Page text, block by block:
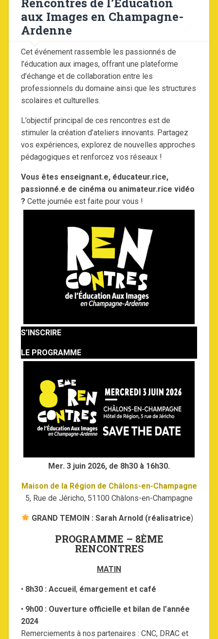
aux Images en Champagne-
Ardenne
Cet événement rassemble les passionnés de
l’éducation aux images, offrant une plateforme
d’échange et de collaboration entre les
professionnels du domaine ainsi que les structures
scolaires et culturelles.
L’objectif principal de ces rencontres est de
stimuler la création d’ateliers innovants. Partagez
vos expériences, explorez de nouvelles approches
pédagogiques et renforcez vos réseaux !
Vous êtes enseignant.e, éducateur.rice,
passionné.e de cinéma ou animateur.rice vidéo
? Cette journée est faite pour vous !
S’INSCRIRE
LE PROGRAMME
Mer. 3 juin 2026, de 8h30 à 16h30.
Maison de la Région de Châlons-en-Champagne
5, Rue de Jéricho, 51100 Châlons-en-Champagne
GRAND TEMOIN : Sarah Arnold (réalisatrice)
PROGRAMME – 8ÈME
RENCONTRES
MATIN
• 8h30 : Accueil , émargement et café
• 9h00 : Ouverture officielle et bilan de l’année
2024
Remerciements à nos partenaires : CNC, DRAC et